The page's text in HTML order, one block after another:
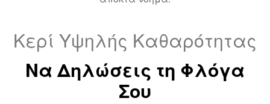
Κερί Υψηλής Καθαρότητας
Να Δηλώσεις τη Φλόγα
Σου